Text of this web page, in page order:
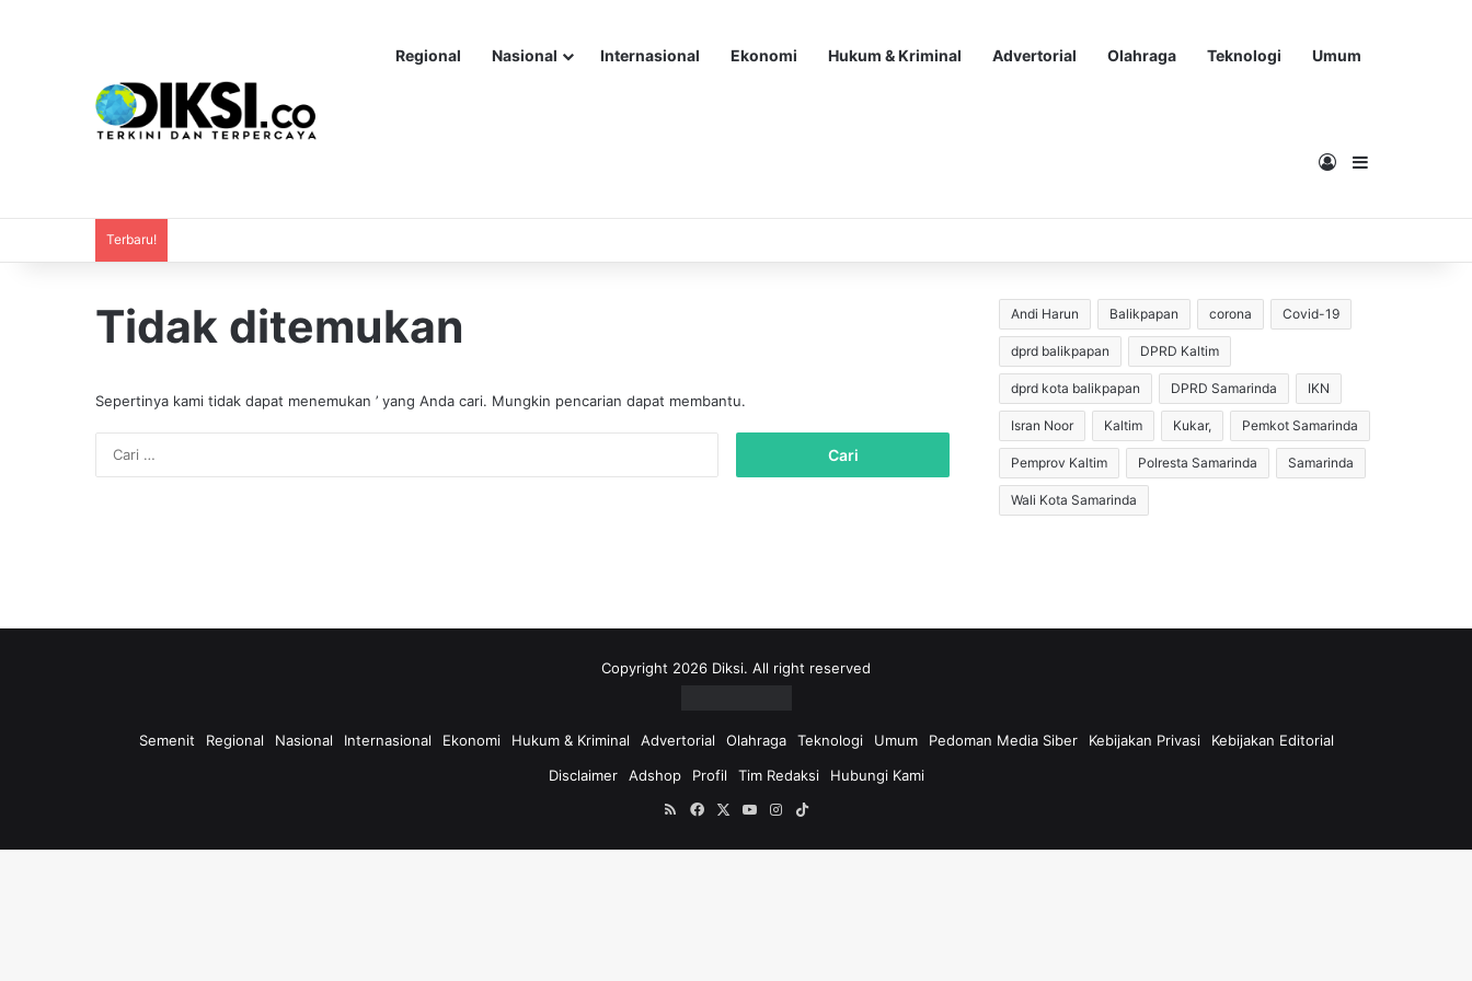
Regional Nasional Internasional Ekonomi Hukum & Kriminal Advertorial Olahraga Teknologi Umum
Masuk
Terbaru!
Tidak ditemukan
Sepertinya kami tidak dapat menemukan ’ yang Anda cari. Mungkin pencarian dapat membantu.
k
Andi Harun Balikpapan corona Covid-19
dprd balikpapan DPRD Kaltim
dprd kota balikpapan DPRD Samarinda IKN
Isran Noor Kaltim Kukar, Pemkot Samarinda
Pemprov Kaltim Polresta Samarinda Samarinda
Wali Kota Samarinda
Copyright 2026 Diksi. All right reserved
Semenit Regional Nasional Internasional Ekonomi Hukum & Kriminal Advertorial Olahraga Teknologi Umum Pedoman Media Siber Kebijakan Privasi
Kebijakan Editorial
Disclaimer
Adshop Profil Tim Redaksi
Hubungi Kami
RSSFacebookYouTubeInstagram
TikTok